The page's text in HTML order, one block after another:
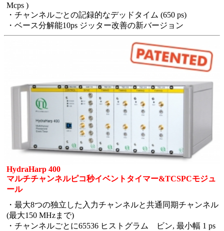
Mcps )
・チャンネルごとの記録的なデッドタイム (650 ps)
・ベース分解能10ps ジッター改善の新バージョン
HydraHarp 400
マルチチャンネルピコ秒イベントタイマー&TCSPCモジュ
ール
・最大8つの独立した入力チャンネルと共通同期チャンネル
(最大150 MHzまで)
・チャンネルごとに65536 ヒストグラム ビン, 最小幅 1 ps